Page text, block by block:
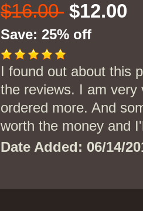
$16.00 $12.00
Save: 25% off
I found out about this
the reviews. I am very
ordered more. And
worth the money and
Date Added: 06/14/